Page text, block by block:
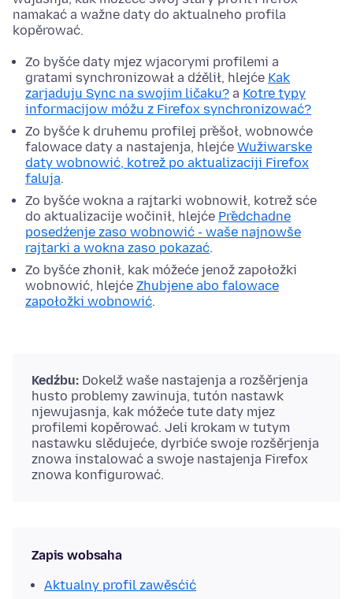
namakać a wažne daty do aktualneho profila
kopěrować.
Zo byšće daty mjez wjacorymi profilemi a
gratami synchronizował a dźělił, hlejće Kak
zarjaduju Sync na swojim ličaku? a Kotre typy
informacijow móžu z Firefox synchronizować?
Zo byšće k druhemu profilej přešoł, wobnowće
falowace daty a nastajenja, hlejće Wužiwarske
daty wobnowić, kotrež po aktualizaciji Firefox
faluja.
Zo byšće wokna a rajtarki wobnowił, kotrež sće
do aktualizacije wočinił, hlejće Předchadne
posedźenje zaso wobnowić - waše najnowše
rajtarki a wokna zaso pokazać.
Zo byšće zhonił, kak móžeće jenož zapołožki
wobnowić, hlejće Zhubjene abo falowace
zapołožki wobnowić.
Kedźbu: Dokelž waše nastajenja a rozšěrjenja
husto problemy zawinuja, tutón nastawk
njewujasnja, kak móžeće tute daty mjez
profilemi kopěrować. Jeli krokam w tutym
nastawku slědujeće, dyrbiće swoje rozšěrjenja
znowa instalować a swoje nastajenja Firefox
znowa konfigurować.
Zapis wobsaha
Aktualny profil zawěsćić